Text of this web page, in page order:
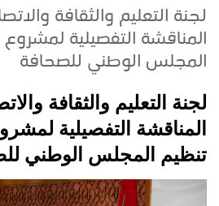
لجنة التعليم والثقافة
المناقشة التفصيلية
المجلس الوطني للصحافة
لجنة التعليم والثقافة
المناقشة التفصيلية
تنظيم المجلس الوطني